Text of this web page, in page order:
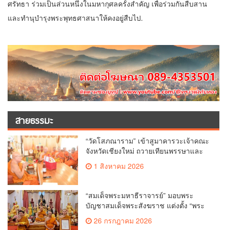
ศรัทธา ร่วมเป็นส่วนหนึ่งในมหากุศลครั้งสำคัญ เพื่อร่วมกันสืบสาน
และทำนุบำรุงพระพุทธศาสนาให้คงอยู่สืบไป.
สายธรรมะ
“วัดโสภณาราม” เข้าสูมาคารวะเจ้าคณะ
จังหวัดเชียงใหม่ ถวายเทียนพรรษาและ
ผ้าอาบน้ำฝน เนื่องในวันเข้าพรรษา
1 สิงหาคม 2026
“สมเด็จพระมหาธีราจารย์” มอบพระ
บัญชาสมเด็จพระสังฆราช แต่งตั้ง “พระ
เชียงใหม่
26 กรกฎาคม 2026